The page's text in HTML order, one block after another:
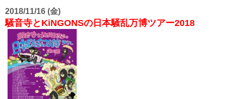
2018/11/16 (金)
騒音寺とKiNGONSの日本騒乱万博ツアー2018